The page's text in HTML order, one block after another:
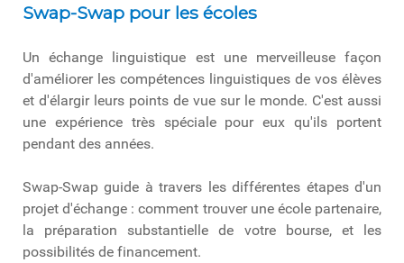
Swap-Swap pour les écoles
Un échange linguistique est une merveilleuse façon
d'améliorer les compétences linguistiques de vos élèves
et d'élargir leurs points de vue sur le monde. C'est aussi
une expérience très spéciale pour eux qu'ils portent
pendant des années.
Swap-Swap guide à travers les différentes étapes d'un
projet d'échange : comment trouver une école partenaire,
la préparation substantielle de votre bourse, et les
possibilités de financement.